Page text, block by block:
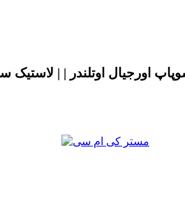
اورجیال اوتلندر | |